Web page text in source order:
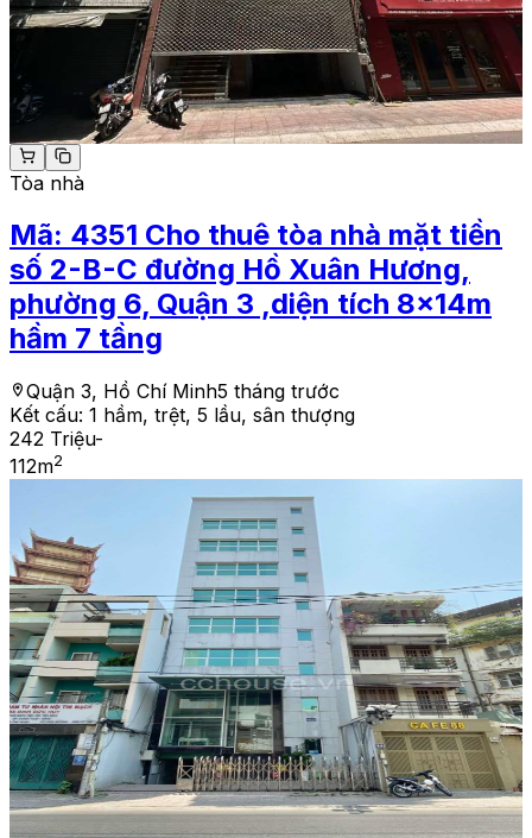
Tòa nhà
Mã: 4351 Cho thuê tòa nhà mặt tiền
số 2-B-C đường Hồ Xuân Hương,
phường 6, Quận 3 ,diện tích 8x14m
hầm 7 tầng
Quận 3, Hồ Chí Minh5 tháng trước
Kết cấu: 1 hầm, trệt, 5 lầu, sân thượng
242 Triệu-
112m2